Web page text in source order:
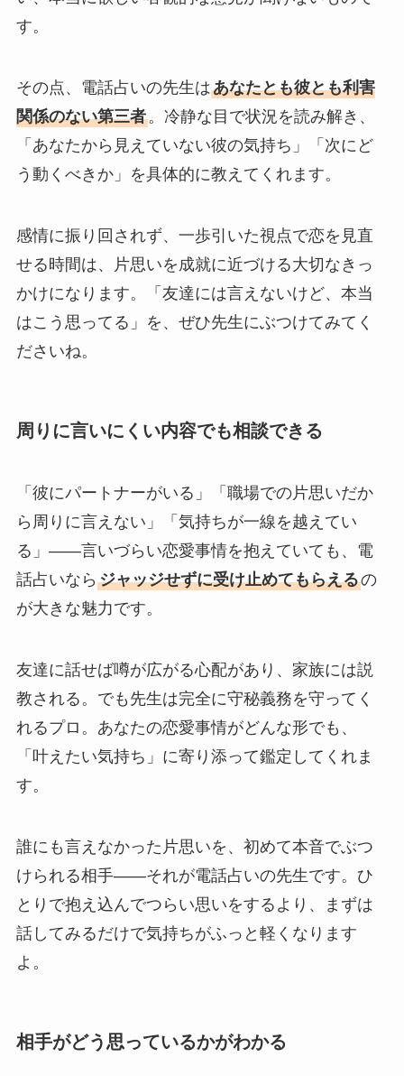
す。
その点、電話占いの先生はあなたとも彼とも利害
関係のない第三者。冷静な目で状況を読み解き、
「あなたから見えていない彼の気持ち」「次にど
う動くべきか」を具体的に教えてくれます。
感情に振り回されず、一歩引いた視点で恋を見直
せる時間は、片思いを成就に近づける大切なきっ
かけになります。「友達には言えないけど、本当
はこう思ってる」を、ぜひ先生にぶつけてみてく
ださいね。
周りに言いにくい内容でも相談できる
「彼にパートナーがいる」「職場での片思いだか
ら周りに言えない」「気持ちが一線を越えてい
る」――言いづらい恋愛事情を抱えていても、電
話占いなら ジャッジせずに受け止めてもらえるの
が大きな魅力です。
友達に話せば噂が広がる心配があり、家族には説
教される。でも先生は完全に守秘義務を守ってく
れるプロ。あなたの恋愛事情がどんな形でも、
「叶えたい気持ち」に寄り添って鑑定してくれま
す。
誰にも言えなかった片思いを、初めて本音でぶつ
けられる相手——それが電話占いの先生です。ひ
とりで抱え込んでつらい思いをするより、まずは
話してみるだけで気持ちがふっと軽くなります
よ。
相手がどう思っているかがわかる